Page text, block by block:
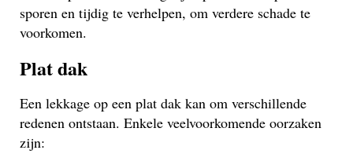
sporen en tijdig te verhelpen, om verdere schade te
voorkomen.
Plat dak
Een lekkage op een plat dak kan om verschillende
redenen ontstaan. Enkele veelvoorkomende oorzaken
zijn: